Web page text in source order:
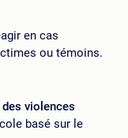
en cas
ou témoins.
violences
basé sur le